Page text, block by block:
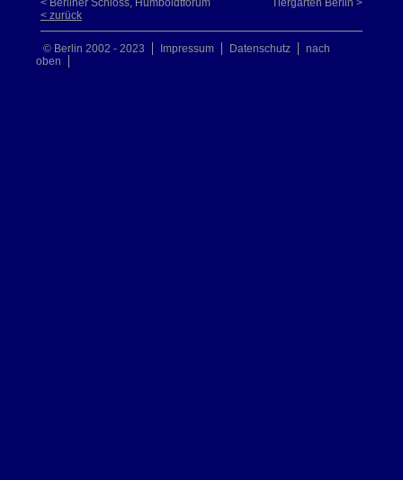
Tiergarten Berlin >
< Berliner Schloss, Humboldtforum
< zurück
© Berlin 2002 - 2023 Impressum Datenschutz
nach
oben